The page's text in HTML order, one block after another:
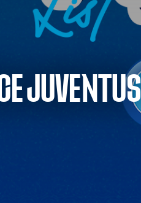
JUVENTUS